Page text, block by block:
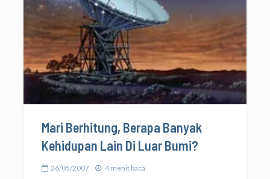
Mari Berhitung, Berapa Banyak
Kehidupan Lain Di Luar Bumi?
26/05/2007 4 menit baca